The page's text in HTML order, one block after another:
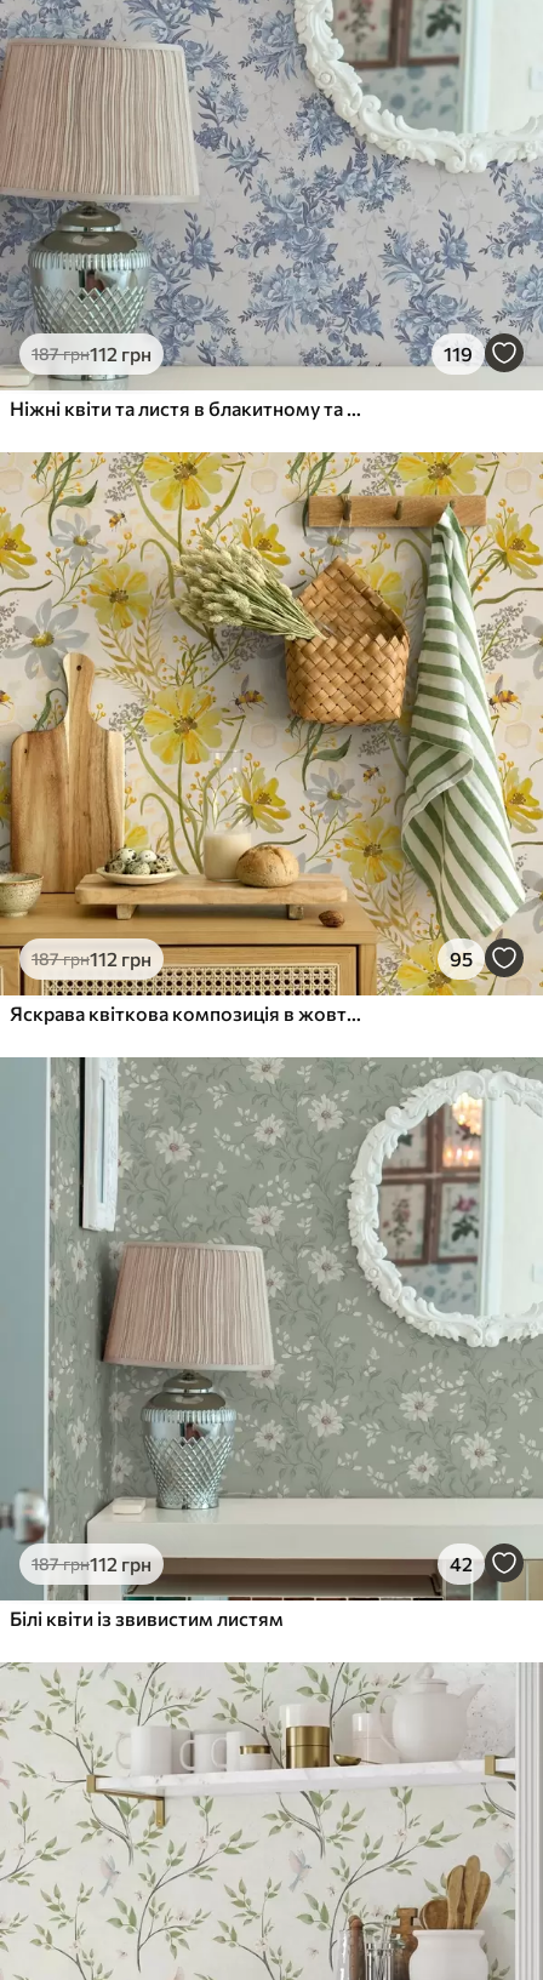
187грн112 грн 119
Ніжні квіти та листя в блакитному та синьому кольорах на світлому фоні
187грн112 грн 95
Яскрава квіткова композиція в жовтому кольорі
187грн112 грн 42
Білі квіти із звивистим листям